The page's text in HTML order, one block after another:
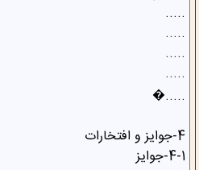
.....
.....
.....
.....
.....�
4-جوایز و افتخارات
4-1-جوایز